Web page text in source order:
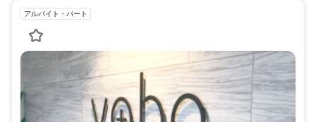
アルバイト・パート